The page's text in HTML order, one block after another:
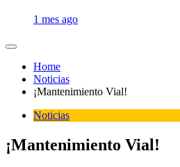
1 mes ago
Home
Noticias
¡Mantenimiento Vial!
Noticias
¡Mantenimiento Vial!